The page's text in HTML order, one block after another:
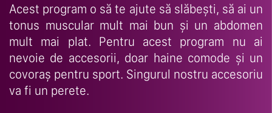
Acest program o să te ajute să slăbești, să ai un
tonus muscular mult mai bun și un abdomen
mult mai plat. Pentru acest program nu ai
nevoie de accesorii, doar haine comode și un
covoraș pentru sport. Singurul nostru accesoriu
va fi un perete.